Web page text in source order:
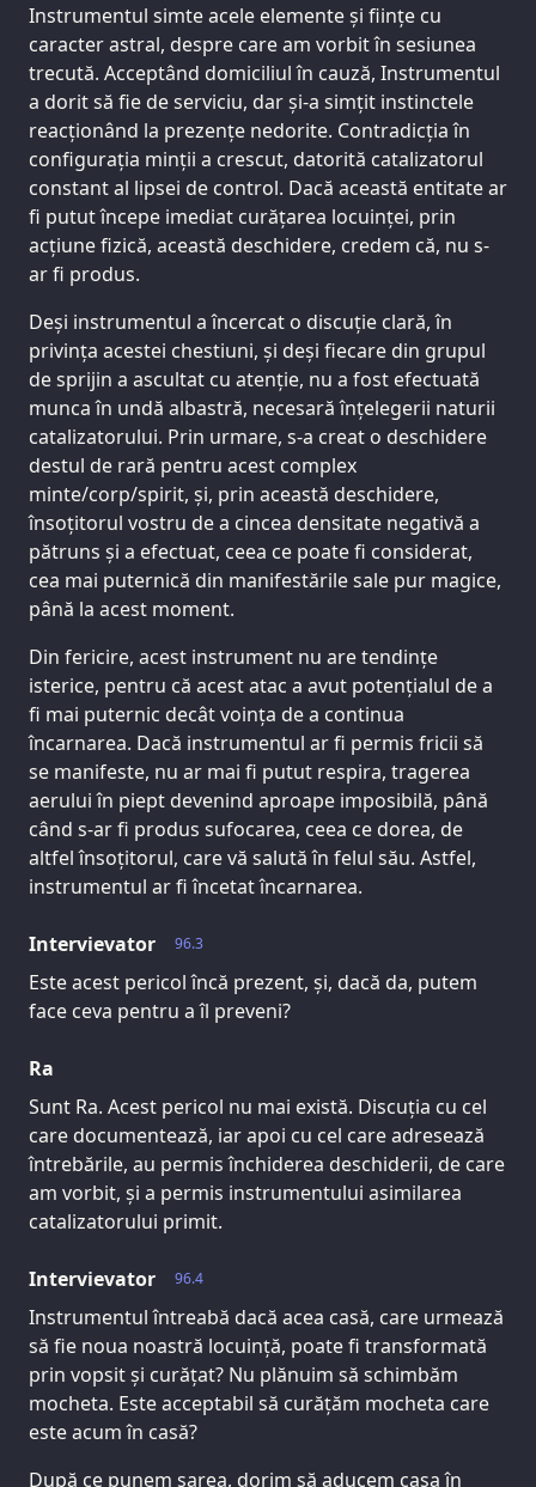
Instrumentul simte acele elemente și ființe cu
caracter astral, despre care am vorbit în sesiunea
trecută. Acceptând domiciliul în cauză, Instrumentul
a dorit să fie de serviciu, dar și-a simțit instinctele
reacționând la prezențe nedorite. Contradicția în
configurația minții a crescut, datorită catalizatorul
constant al lipsei de control. Dacă această entitate ar
fi putut începe imediat curățarea locuinței, prin
acțiune fizică, această deschidere, credem că, nu s-
ar fi produs.
Deși instrumentul a încercat o discuție clară, în
privința acestei chestiuni, și deși fiecare din grupul
de sprijin a ascultat cu atenție, nu a fost efectuată
munca în undă albastră, necesară înțelegerii naturii
catalizatorului. Prin urmare, s-a creat o deschidere
destul de rară pentru acest complex
minte/corp/spirit, și, prin această deschidere,
însoțitorul vostru de a cincea densitate negativă a
pătruns și a efectuat, ceea ce poate fi considerat,
cea mai puternică din manifestările sale pur magice,
până la acest moment.
Din fericire, acest instrument nu are tendințe
isterice, pentru că acest atac a avut potențialul de a
fi mai puternic decât voința de a continua
încarnarea. Dacă instrumentul ar fi permis fricii să
se manifeste, nu ar mai fi putut respira, tragerea
aerului în piept devenind aproape imposibilă, până
când s-ar fi produs sufocarea, ceea ce dorea, de
altfel însoțitorul, care vă salută în felul său. Astfel,
instrumentul ar fi încetat încarnarea.
96.3
Intervievator
Este acest pericol încă prezent, și, dacă da, putem
face ceva pentru a îl preveni?
Ra
Sunt Ra. Acest pericol nu mai există. Discuția cu cel
care documentează, iar apoi cu cel care adresează
întrebările, au permis închiderea deschiderii, de care
am vorbit, și a permis instrumentului asimilarea
catalizatorului primit.
96.4
Intervievator
Instrumentul întreabă dacă acea casă, care urmează
să fie noua noastră locuință, poate fi transformată
prin vopsit și curățat? Nu plănuim să schimbăm
mocheta. Este acceptabil să curățăm mocheta care
este acum în casă?
După ce punem sarea, dorim să aducem casa în